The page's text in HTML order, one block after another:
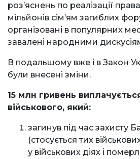
розʼяснень по реалізації
мільйонів сім’ям загиблих
організовані в популярних
завалені народними
В подальшому вже і в Закон
були внесені зміни.
15 млн гривень
військового, який:
загинув під час захисту
(стосується тих
у військових діях і